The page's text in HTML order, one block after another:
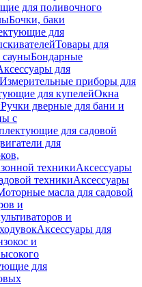
для поливочного
Бочки, баки
для
Товары для
сауныБондарные
для
Измерительные приборы для
для купелейОкна
Ручки дверные для бани и
с
для садовой
для
техникиАксессуары
техникиАксессуары
масла для садовой
и
и
Аксессуары для
и
для